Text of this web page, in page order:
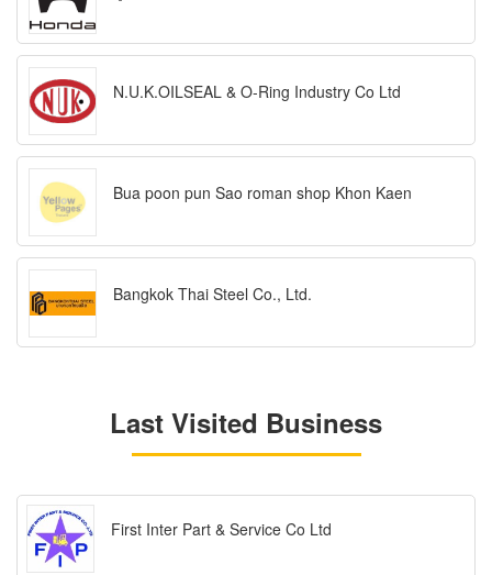
N.U.K.OILSEAL & O-Ring Industry Co Ltd
Bua poon pun Sao roman shop Khon Kaen
Bangkok Thai Steel Co., Ltd.
Last Visited Business
First Inter Part & Service Co Ltd